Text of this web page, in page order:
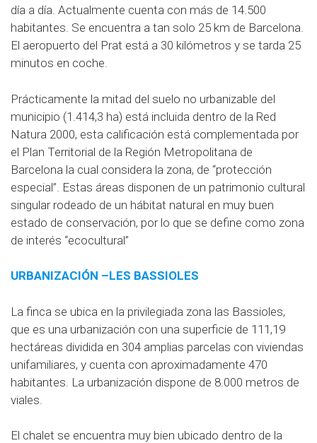
día a día. Actualmente cuenta con más de 14.500
habitantes. Se encuentra a tan solo 25 km de Barcelona.
El aeropuerto del Prat está a 30 kilómetros y se tarda 25
minutos en coche.
Prácticamente la mitad del suelo no urbanizable del
municipio (1.414,3 ha) está incluida dentro de la Red
Natura 2000, esta calificación está complementada por
el Plan Territorial de la Región Metropolitana de
Barcelona la cual considera la zona, de “protección
especial”. Estas áreas disponen de un patrimonio cultural
singular rodeado de un hábitat natural en muy buen
estado de conservación, por lo que se define como zona
de interés “ecocultural”
URBANIZACIÓN –LES BASSIOLES
La finca se ubica en la privilegiada zona las Bassioles,
que es una urbanización con una superficie de 111,19
hectáreas dividida en 304 amplias parcelas con viviendas
unifamiliares, y cuenta con aproximadamente 470
habitantes. La urbanización dispone de 8.000 metros de
viales.
El chalet se encuentra muy bien ubicado dentro de la